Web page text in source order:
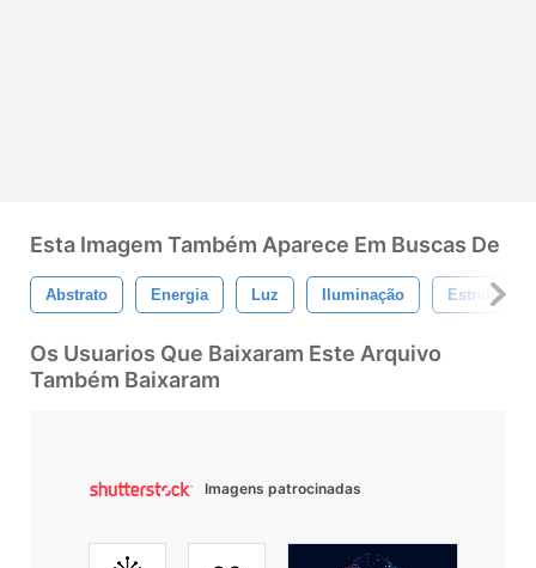
Esta Imagem Também Aparece Em Buscas De
Abstrato Energia Luz Iluminação Estrela
Os Usuarios Que Baixaram Este Arquivo
Também Baixaram
Imagens patrocinadas